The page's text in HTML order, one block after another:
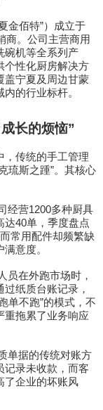
金佰特”）成立于
商。公司主营商用
碗机等全系列产
个性化厨房解决方
盖宁夏及周边甘蒙
的行业标杆。
长的烦恼”
，传统的手工管理
琉斯之踵”。其核心
经营1200多种厨具
达40单，季度盘点
常用配件却频繁缺
意度。
员在外跑市场时，
纸质台账记录，
单不跑”的模式，不
重拖累了业务响应
单据的传统对账方
记录未收款，而客
了企业的坏账风